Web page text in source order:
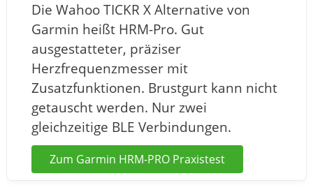
Die Wahoo TICKR X Alternative von
Garmin heißt HRM-Pro. Gut
ausgestatteter, präziser
Herzfrequenzmesser mit
Zusatzfunktionen. Brustgurt kann nicht
getauscht werden. Nur zwei
gleichzeitige BLE Verbindungen.
Zum Garmin HRM-PRO Praxistest